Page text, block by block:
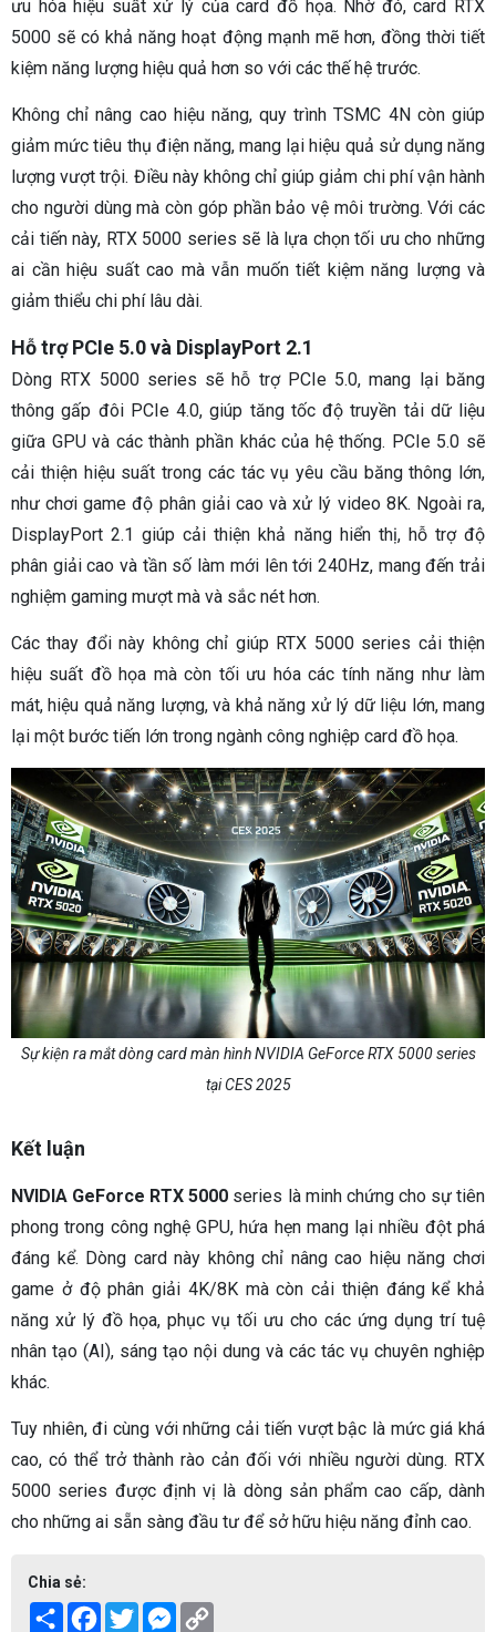
ưu hóa hiệu suất xử lý của card đồ họa. Nhờ đó, card RTX
5000 sẽ có khả năng hoạt động mạnh mẽ hơn, đồng thời tiết
kiệm năng lượng hiệu quả hơn so với các thế hệ trước.
Không chỉ nâng cao hiệu năng, quy trình TSMC 4N còn giúp
giảm mức tiêu thụ điện năng, mang lại hiệu quả sử dụng năng
lượng vượt trội. Điều này không chỉ giúp giảm chi phí vận hành
cho người dùng mà còn góp phần bảo vệ môi trường. Với các
cải tiến này, RTX 5000 series sẽ là lựa chọn tối ưu cho những
ai cần hiệu suất cao mà vẫn muốn tiết kiệm năng lượng và
giảm thiểu chi phí lâu dài.
Hỗ trợ PCIe 5.0 và DisplayPort 2.1
Dòng RTX 5000 series sẽ hỗ trợ PCIe 5.0, mang lại băng
thông gấp đôi PCIe 4.0, giúp tăng tốc độ truyền tải dữ liệu
giữa GPU và các thành phần khác của hệ thống. PCIe 5.0 sẽ
cải thiện hiệu suất trong các tác vụ yêu cầu băng thông lớn,
như chơi game độ phân giải cao và xử lý video 8K. Ngoài ra,
DisplayPort 2.1 giúp cải thiện khả năng hiển thị, hỗ trợ độ
phân giải cao và tần số làm mới lên tới 240Hz, mang đến trải
nghiệm gaming mượt mà và sắc nét hơn.
Các thay đổi này không chỉ giúp RTX 5000 series cải thiện
hiệu suất đồ họa mà còn tối ưu hóa các tính năng như làm
mát, hiệu quả năng lượng, và khả năng xử lý dữ liệu lớn, mang
lại một bước tiến lớn trong ngành công nghiệp card đồ họa.
Sự kiện ra mắt dòng card màn hình NVIDIA GeForce RTX 5000 series
tại CES 2025
Kết luận
NVIDIA GeForce RTX 5000 series là minh chứng cho sự tiên
phong trong công nghệ GPU, hứa hẹn mang lại nhiều đột phá
đáng kể. Dòng card này không chỉ nâng cao hiệu năng chơi
game ở độ phân giải 4K/8K mà còn cải thiện đáng kể khả
năng xử lý đồ họa, phục vụ tối ưu cho các ứng dụng trí tuệ
nhân tạo (AI), sáng tạo nội dung và các tác vụ chuyên nghiệp
khác.
Tuy nhiên, đi cùng với những cải tiến vượt bậc là mức giá khá
cao, có thể trở thành rào cản đối với nhiều người dùng. RTX
5000 series được định vị là dòng sản phẩm cao cấp, dành
cho những ai sẵn sàng đầu tư để sở hữu hiệu năng đỉnh cao.
Chia sẻ:
Share Facebook
TwitterMessenger